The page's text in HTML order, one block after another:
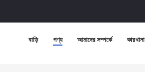
বাড়ি পণ্য আমাদের সম্পর্কে